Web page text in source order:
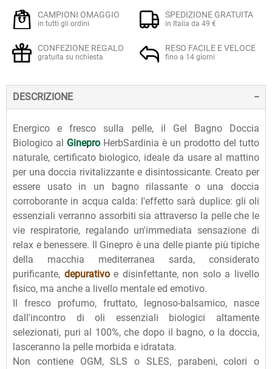
CAMPIONI OMAGGIO
in tutti gli ordini
SPEDIZIONE GRATUITA
in Italia da 49 €
CONFEZIONE REGALO
gratuita su richiesta
RESO FACILE E VELOCE
fino a 14 giorni
DESCRIZIONE
Energico e fresco sulla pelle, il Gel Bagno Doccia
Biologico al Ginepro HerbSardinia è un prodotto del tutto
naturale, certificato biologico, ideale da usare al mattino
per una doccia rivitalizzante e disintossicante. Creato per
essere usato in un bagno rilassante o una doccia
corroborante in acqua calda: l'effetto sarà duplice: gli oli
essenziali verranno assorbiti sia attraverso la pelle che le
vie respiratorie, regalando un'immediata sensazione di
relax e benessere. Il Ginepro è una delle piante più tipiche
della macchia mediterranea sarda, considerato
purificante, depurativoe disinfettante, non solo a livello
fisico, ma anche a livello mentale ed emotivo.
Il fresco profumo, fruttato, legnoso-balsamico, nasce
dall'incontro di oli essenziali biologici altamente
selezionati, puri al 100%, che dopo il bagno, o la doccia,
lasceranno la pelle morbida e idratata.
Non contiene OGM, SLS o SLES, parabeni, colori o